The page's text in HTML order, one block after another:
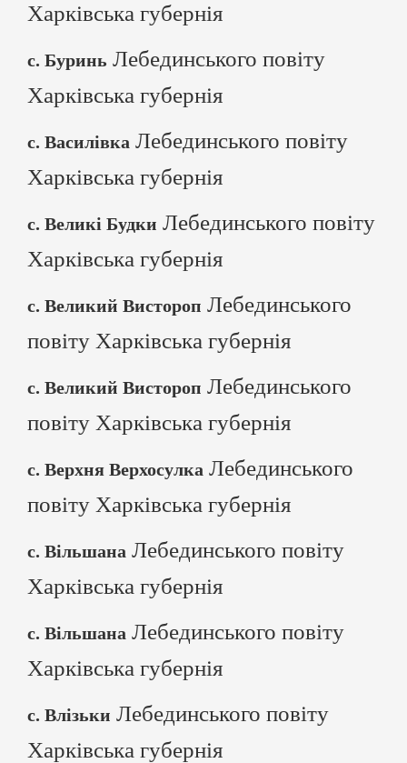
Харківська губернія
с. Буринь Лебединського повіту
Харківська губернія
с. Василівка Лебединського повіту
Харківська губернія
с. Великі Будки Лебединського повіту
Харківська губернія
с. Великий Вистороп Лебединського
повіту Харківська губернія
с. Великий Вистороп Лебединського
повіту Харківська губернія
с. Верхня Верхосулка Лебединського
повіту Харківська губернія
с. Вільшана Лебединського повіту
Харківська губернія
с. Вільшана Лебединського повіту
Харківська губернія
с. Влізьки Лебединського повіту
Харківська губернія